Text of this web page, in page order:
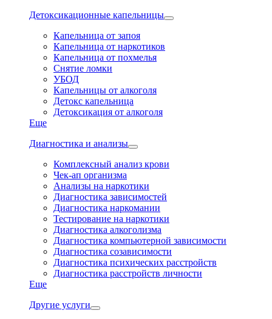
Детоксикационные капельницы
Капельница от запоя
Капельница от наркотиков
Капельница от похмелья
Снятие ломки
УБОД
Капельницы от алкоголя
Детокс капельница
Детоксикация от алкоголя
Еще
Диагностика и анализы
Комплексный анализ крови
Чек-ап организма
Анализы на наркотики
Диагностика зависимостей
Диагностика наркомании
Тестирование на наркотики
Диагностика алкоголизма
Диагностика компьютерной зависимости
Диагностика созависимости
Диагностика психических расстройств
Диагностика расстройств личности
Еще
Другие услуги